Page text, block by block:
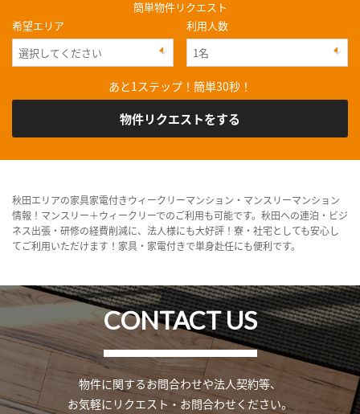
簡単物件リクエスト
希望エリア
利用人数
あと1ステップ！簡単30秒！
物件リクエストをする
秋田エリアの家具家電付きウィークリーマンション・マンスリーマンション
情報！マンスリー＋ウィークリーでのご利用も可能です。秋田への連泊・ビジ
ネス出張・研修の経費削減に、法人様にも大好評！寮・社宅としても安心し
てご利用いただけます！家具・家電付きで単身赴任にも便利です。
CONTACT US
物件に関するお問合わせや法人契約等、
お気軽にリクエスト・お問合わせください。